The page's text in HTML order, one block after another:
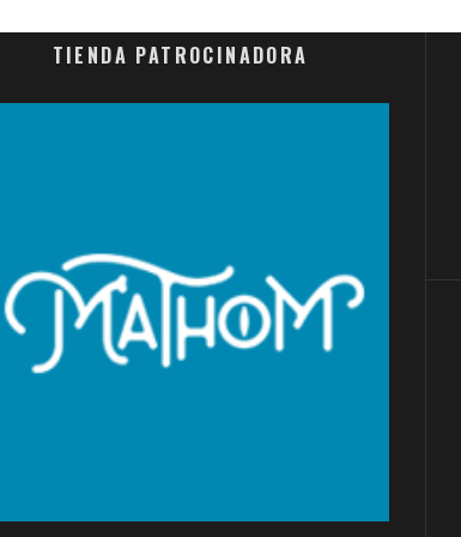
TIENDA PATROCINADORA